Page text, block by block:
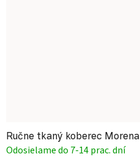
Ručne tkaný koberec Morena
Odosielame do 7-14 prac. dní